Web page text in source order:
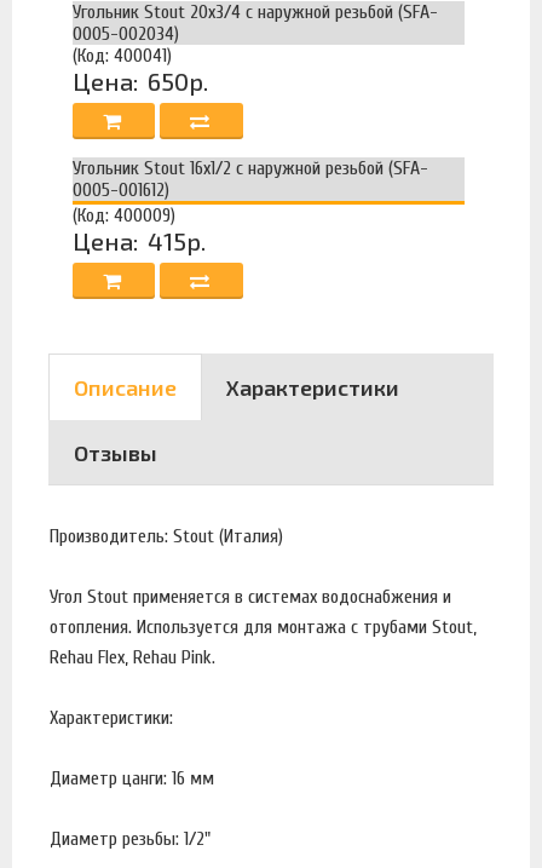
Угольник Stout 20х3/4 с наружной резьбой (SFA-
0005-002034)
(Код: 400041)
Цена: 650р.
Угольник Stout 16х1/2 с наружной резьбой (SFA-
0005-001612)
(Код: 400009)
Цена: 415р.
Описание Характеристики
Отзывы
Производитель: Stout (Италия)
Угол Stout применяется в системах водоснабжения и
отопления. Используется для монтажа с трубами Stout,
Rehau Flex, Rehau Pink.
Характеристики:
Диаметр цанги: 16 мм
Диаметр резьбы: 1/2"